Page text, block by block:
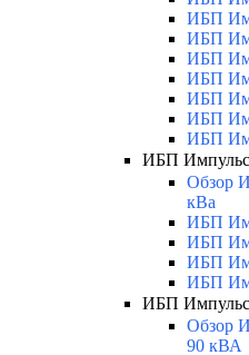
ИБП
ИБП
ИБП
ИБП
ИБП
ИБП
ИБП
ИБП
Обзор
кВа
ИБП
ИБП
ИБП
ИБП
ИБП Импульс
Обзор
90 кВА